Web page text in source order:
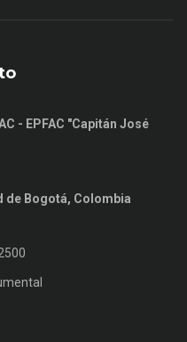
- EPFAC "Capitán José
de Bogotá, Colombia